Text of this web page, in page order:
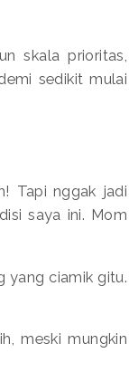
skala prioritas,
sedikit mulai
Tapi nggak jadi
saya ini. Mom
yang ciamik gitu.
meski mungkin